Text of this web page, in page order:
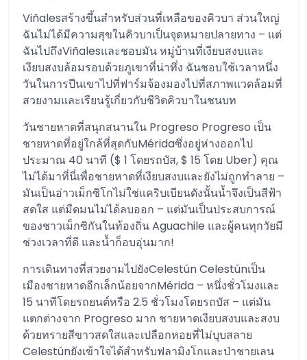
Viñalesสร้างขึ้นสำหรับส่วนที่เหลือของคิวบา ส่วนใหญ่
ฉันไม่ได้มีความสุขในคิวบาเป็นจุดหมายปลายทาง – แต่
ฉันไปถึงViñalesและชอบมัน หมู่บ้านที่เงียบสงบและ
เงียบสงบล้อมรอบด้วยภูเขาที่น่าทึ่ง ฉันชอบใช้เวลาหนึ่ง
วันในการปีนเขาไปที่ฟาร์มจ้องมองไปที่สภาพแวดล้อมที่
สวยงามและเรียนรู้เกี่ยวกับชีวิตคิวบาในชนบท
วันชายหาดที่สนุกสนานใน Progreso Progreso เป็น
ชายหาดที่อยู่ใกล้ที่สุดกับMéridaซึ่งอยู่ห่างออกไป
ประมาณ 40 นาที ($ 1 โดยรถบัส, $ 15 โดย Uber) คุณ
ไม่ได้มาที่นี่เพื่อชายหาดที่เงียบสงบและยังไม่ถูกทำลาย –
มันเป็นอ่าวเม็กซิโกไม่ใช่แคริบเบียนดังนั้นน้ำจึงเป็นสีฟ้า
สดใส แต่มืดมนไม่ได้ลบออก – แต่มันเป็นประสบการณ์
ของชาวเม็กซิกันในท้องถิ่น Aguachile และผู้คนทุกวัยมี
ช่วงเวลาที่ดี และน้ำก็อบอุ่นมาก!
การเดินทางที่สวยงามไปยังCelestún Celestúnเป็น
เมืองชายหาดอีกเล็กน้อยจากMérida – หนึ่งชั่วโมงและ
15 นาทีโดยรถยนต์หรือ 2.5 ชั่วโมงโดยรถบัส – แต่มัน
แตกต่างจาก Progreso มาก ชายหาดเงียบสงบและสงบ
ด้วยทรายสีขาวสดใสและเปลือกหอยที่ไม่บุบสลาย
Celestúnยังเข้าใจได้สำหรับฟลามิงโกและป่าชายเลน